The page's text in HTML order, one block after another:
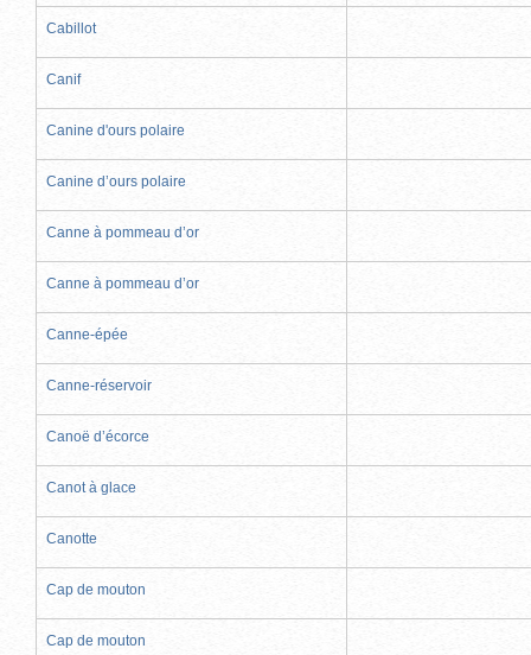
Cabillot
Canif
Canine d'ours polaire
Canine d’ours polaire
Canne à pommeau d’or
Canne à pommeau d’or
Canne-épée
Canne-réservoir
Canoë d’écorce
Canot à glace
Canotte
Cap de mouton
Cap de mouton